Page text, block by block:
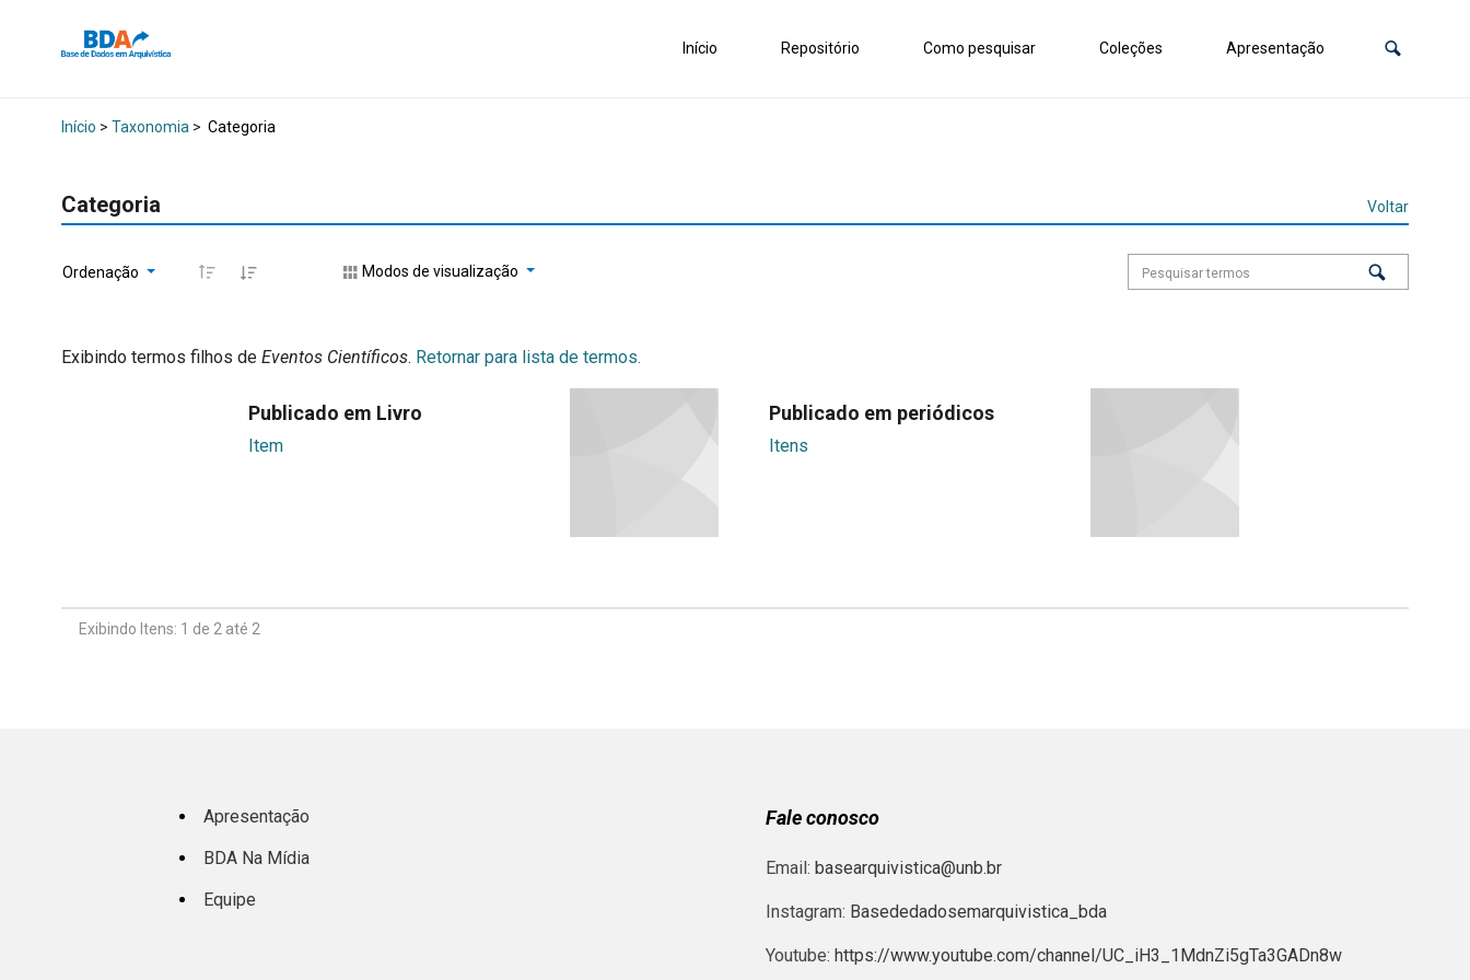
Início Repositório Como pesquisar Coleções Apresentação
Início > Taxonomia > Categoria
Categoria Voltar
Ordenação Modos de visualização
Exibindo termos filhos de Eventos Científicos. Retornar para lista de termos.
Publicado em Livro
Item
Publicado em periódicos
Itens
Exibindo Itens: 1 de 2 até 2
Apresentação
BDA Na Mídia
Equipe
Fale conosco
Email: basearquivistica@unb.br
Instagram: Basededadosemarquivistica_bda
Youtube: https://www.youtube.com/channel/UC_iH3_1MdnZi5gTa3GADn8w